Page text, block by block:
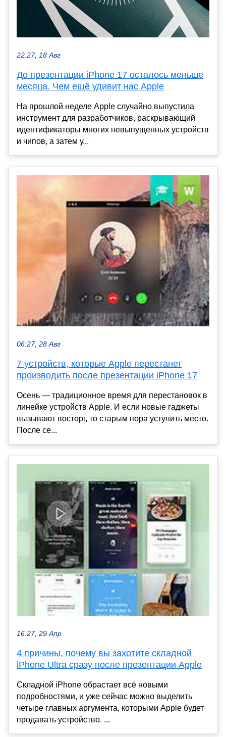
22:27, 18 Авг
До презентации iPhone 17 осталось меньше
месяца. Чем ещё удивит нас Apple
На прошлой неделе Apple случайно выпустила
инструмент для разработчиков, раскрывающий
идентификаторы многих невыпущенных устройств
и чипов, а затем у...
06:27, 28 Авг
7 устройств, которые Apple перестанет
производить после презентации iPhone 17
Осень — традиционное время для перестановок в
линейке устройств Apple. И если новые гаджеты
вызывают восторг, то старым пора уступить место.
После се...
16:27, 29 Апр
4 причины, почему вы захотите складной
iPhone Ultra сразу после презентации Apple
Складной iPhone обрастает всё новыми
подробностями, и уже сейчас можно выделить
четыре главных аргумента, которыми Apple будет
продавать устройство. ...